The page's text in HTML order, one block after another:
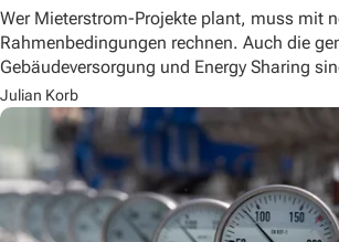
Wer Mieterstrom-Projekte plant, muss mit
Rahmenbedingungen rechnen. Auch die
Gebäudeversorgung und Energy Sharing
Julian Korb